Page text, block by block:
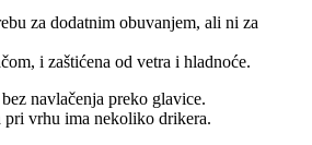
za dodatnim obuvanjem, ali ni za
i zaštićena od vetra i hladnoće.
navlačenja preko glavice.
pri vrhu ima nekoliko drikera.